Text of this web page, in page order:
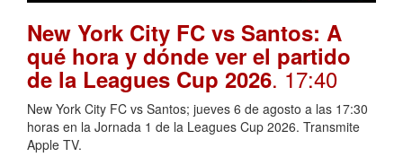
New York City FC vs Santos: A
qué hora y dónde ver el partido
de la Leagues Cup 2026. 17:40
New York City FC vs Santos; jueves 6 de agosto a las 17:30
horas en la Jornada 1 de la Leagues Cup 2026. Transmite
Apple TV.